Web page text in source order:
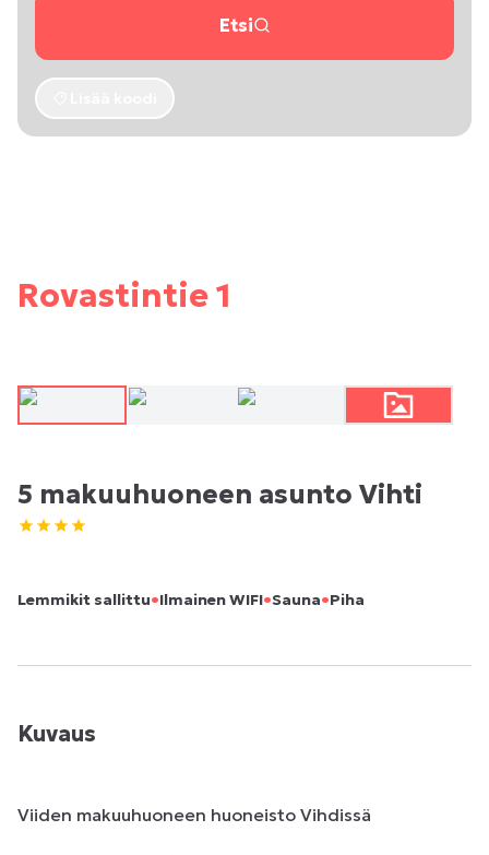
Etsi
Rovastintie 1
5 makuuhuoneen asunto Vihti
Lemmikit sallittu•Ilmainen WIFI•Sauna•Piha
Kuvaus
Viiden makuuhuoneen huoneisto Vihdissä